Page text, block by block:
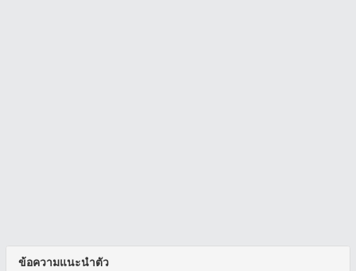
ข้อความแนะนำตัว